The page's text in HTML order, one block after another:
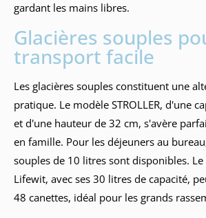
gardant les mains libres.
Glacières souples
transport facile
Les glacières souples constituent une
pratique. Le modèle STROLLER, d'une
et d'une hauteur de 32 cm, s'avère
en famille. Pour les déjeuners au
souples de 10 litres sont disponibles.
Lifewit, avec ses 30 litres de capacité,
48 canettes, idéal pour les grands